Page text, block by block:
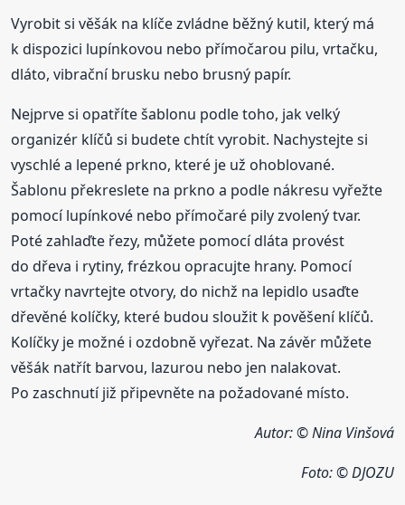
Vyrobit si věšák na klíče zvládne běžný kutil, který má
k dispozici lupínkovou nebo přímočarou pilu, vrtačku,
dláto, vibrační brusku nebo brusný papír.
Nejprve si opatříte šablonu podle toho, jak velký
organizér klíčů si budete chtít vyrobit. Nachystejte si
vyschlé a lepené prkno, které je už ohoblované.
Šablonu překreslete na prkno a podle nákresu vyřežte
pomocí lupínkové nebo přímočaré pily zvolený tvar.
Poté zahlaďte řezy, můžete pomocí dláta provést
do dřeva i rytiny, frézkou opracujte hrany. Pomocí
vrtačky navrtejte otvory, do nichž na lepidlo usaďte
dřevěné kolíčky, které budou sloužit k pověšení klíčů.
Kolíčky je možné i ozdobně vyřezat. Na závěr můžete
věšák natřít barvou, lazurou nebo jen nalakovat.
Po zaschnutí již připevněte na požadované místo.
Autor: © Nina Vinšová
Foto: © DJOZU